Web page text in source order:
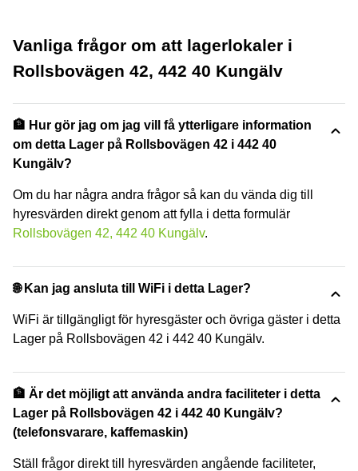
Vanliga frågor om att lagerlokaler i
Rollsbovägen 42, 442 40 Kungälv
🏦 Hur gör jag om jag vill få ytterligare information
om detta Lager på Rollsbovägen 42 i 442 40
Kungälv?
Om du har några andra frågor så kan du vända dig till
hyresvärden direkt genom att fylla i detta formulär
Rollsbovägen 42, 442 40 Kungälv.
🌐 Kan jag ansluta till WiFi i detta Lager?
WiFi är tillgängligt för hyresgäster och övriga gäster i detta
Lager på Rollsbovägen 42 i 442 40 Kungälv.
🏦 Är det möjligt att använda andra faciliteter i detta
Lager på Rollsbovägen 42 i 442 40 Kungälv?
(telefonsvarare, kaffemaskin)
Ställ frågor direkt till hyresvärden angående faciliteter,